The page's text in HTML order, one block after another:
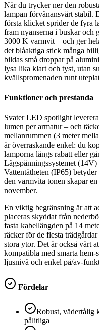
När du trycker ner den
lampan förvånansvärt stabil.
första klicket sprider de fyra
fram nyanserna i buskar och
3000 K varmvit – och ger
det blåaktiga stick många
bildas små droppar på
lysa lika klart och tyst, utan
kvällspromenaden runt
Funktioner och prestanda
Svater LED spotlight
lumen per armatur – och
mellanrummen (3 meter
är överraskande enkel: du
lamporna längs rabatt eller
Lågspänningssystemet
Vattentätheten (IP65)
den varmvita tonen skapar
november.
En viktig begränsning är att
placeras skyddat från
fasta kabellängden på 14
räcker för de flesta
stora ytor. Det är också värt
kompatibla med smarta hem-
ljusnivå och enkel på/av-
Fördelar
Robust, vädertålig
pålitliga